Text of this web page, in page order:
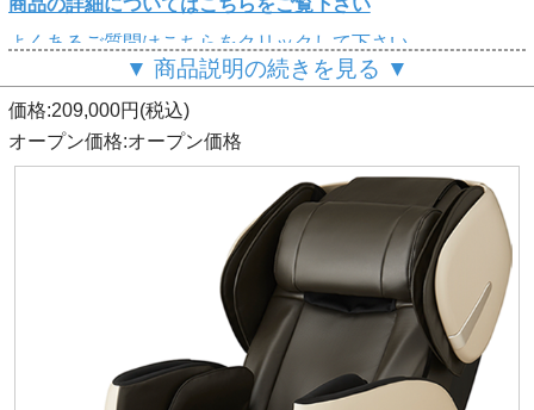
商品の詳細についてはこちらをご覧下さい
よくあるご質問はこちらをクリックして下さい
▼ 商品説明の続きを見る ▼
価格:209,000円(税込)
オープン価格:オープン価格